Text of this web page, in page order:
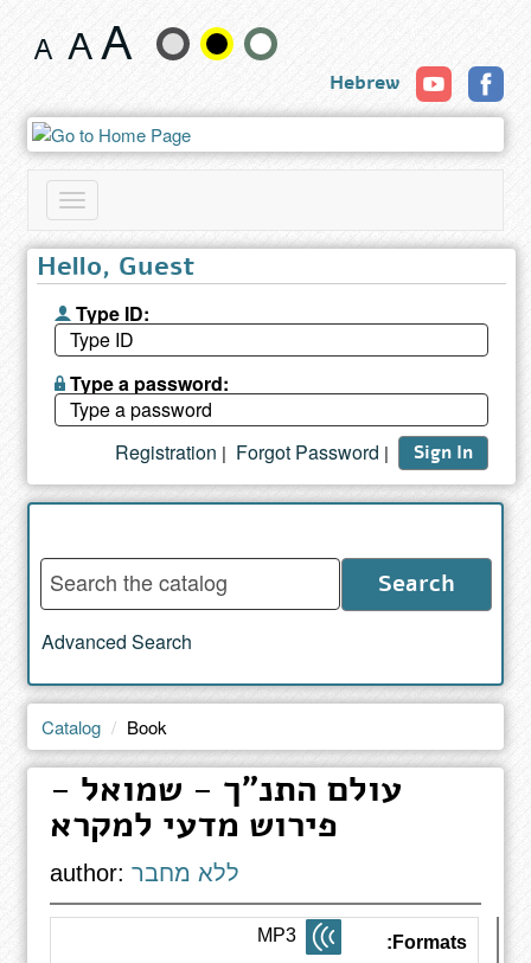
Change
size
and
color
Hebrew
Toggle
navigation
Hello, Guest
Type ID:
Type a password:
Sign In
|
Forgot Password
|
Registration
Enter
words
to
search
catalog
Search
Advanced Search
Catalog Book
עולם התנ"ך - שמואל -
פירוש מדעי למקרא
author:ללא מחבר
Formats: